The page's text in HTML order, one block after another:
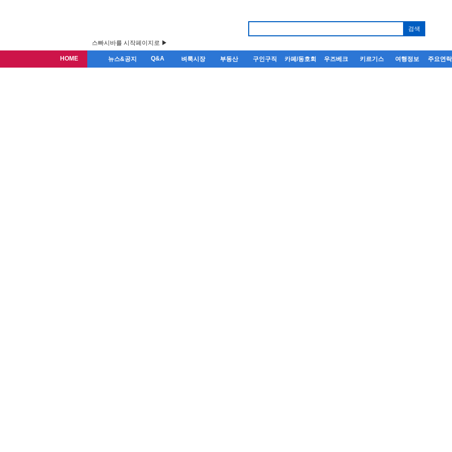
스빠시바를 시작페이지로 ▶
HOME 뉴스&공지 Q&A 벼룩시장 부동산 구인구직 카페/동호회 우즈베크 키르기스 여행정보 주요연